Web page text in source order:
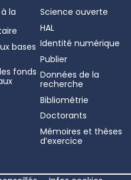
la
bases
fonds
Science ouverte
HAL
Identité numérique
Publier
Données de la
recherche
Bibliométrie
Doctorants
Mémoires et thèses
d’exercice